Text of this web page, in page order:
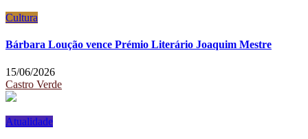
Cultura
Bárbara Loução vence Prémio Literário Joaquim Mestre
15/06/2026
Castro Verde
Atualidade